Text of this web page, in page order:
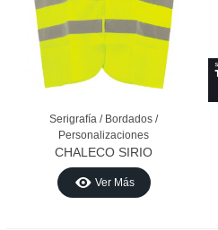
Serigrafía / Bordados /
Personalizaciones
CHALECO SIRIO
Ver Más